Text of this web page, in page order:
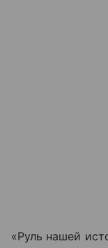
«Руль нашей